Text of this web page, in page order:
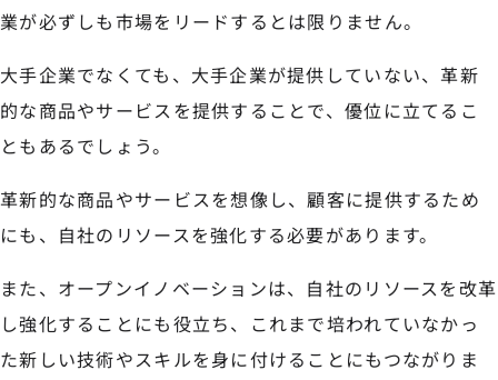
業が必ずしも市場をリードするとは限りません。
大手企業でなくても、大手企業が提供していない、革新
的な商品やサービスを提供することで、優位に立てるこ
ともあるでしょう。
革新的な商品やサービスを想像し、顧客に提供するため
にも、自社のリソースを強化する必要があります。
また、オープンイノベーションは、自社のリソースを改革
し強化することにも役立ち、これまで培われていなかっ
た新しい技術やスキルを身に付けることにもつながりま